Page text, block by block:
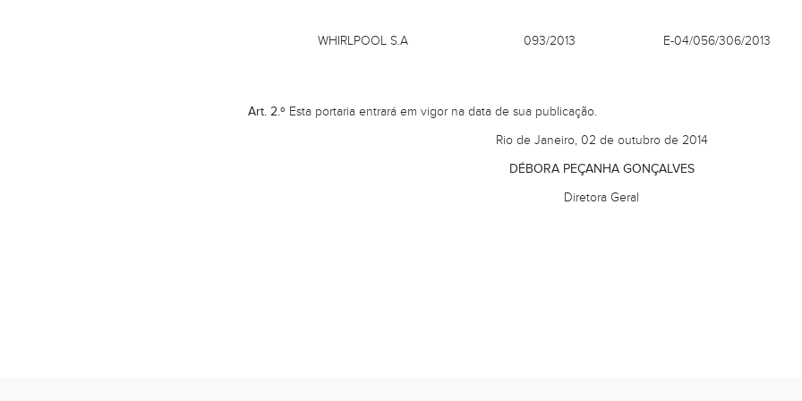
WHIRLPOOL S.A 093/2013 E-04/056/306/2013
Art. 2.º Esta portaria entrará em vigor na data de sua publicação.
Rio de Janeiro, 02 de outubro de 2014
DÉBORA PEÇANHA GONÇALVES
Diretora Geral